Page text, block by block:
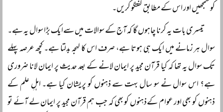
کو سمجھیں اور اس کے مطابق گفتگو کریں۔
تیسری بات یہ کرنا چاہوں گا کہ آج کے سوالات میں سےایک بڑا سوال یہ ہے۔
سوال ہر زمانے میں ایک ہی ہوتا ہے، صرف اس کا لہجہ بدلتا ہے۔ کچھ عرصہ پہلے
تک سوال یہ تھا کہ کیا قرآن مجید پر ایمان لانے کے بعد حدیث پر ایمان لانا ضروری
ہے؟ اس سوال نے سو سال بہت سے ذہنوں کو پریشان کیا ہے۔ اہلِ علم کے
ذہنوں کو بھی اور عوام کےذہنوں کو بھی کہ جب ہم قرآن مجید پر ایمان لے آئے تو